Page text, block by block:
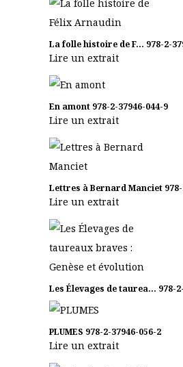
La folle histoire de F... 978-2-
Lire un extrait
En amont 978-2-37946-044-9
Lire un extrait
Lettres à Bernard Manciet
Lire un extrait
Les Élevages de taurea... 978-
PLUMES 978-2-37946-056-2
Lire un extrait